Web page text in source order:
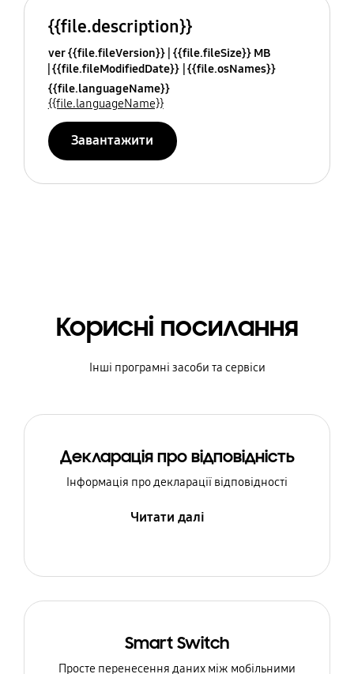
{{file.description}}
ver {{file.fileVersion}} {{file.fileSize}} MB
{{file.fileModifiedDate}} {{file.osNames}}
{{file.languageName}}
{{file.languageName}}
Завантажити
Корисні посилання
Інші програмні засоби та сервіси
Декларація про відповідність
Інформація про декларації відповідності
Читати далі
Smart Switch
Просте перенесення даних між мобільними